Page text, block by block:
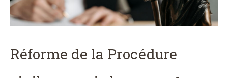
Réforme de la Procédure